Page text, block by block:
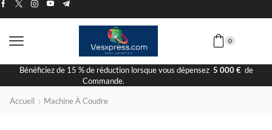
0
Bénéficiez de 15 % de réduction lorsque vous dépensez 5 000 €de
Commande.
Accueil Machine À Coudre